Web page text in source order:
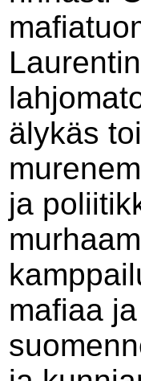
älykäs
ja
mafiaa